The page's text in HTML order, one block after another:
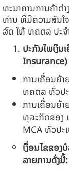
ທະນາຄານ​ການ​ຄ້າ​ຕ່
ທ່ານ ທີ່ມີຄວາມສົນໃ
ສົດ ໃຫ້ ທຄຕລ ປະ
ປະກັນໄພເງິນ
Insurance)
ການເຄື່ອນຍ້
ທຄຕລ ທົ່ວປ
ການເຄື່ອນຍ້
ທຸລະກິດຂອງ
MCA ທົ່ວປະ
ເງື່ອນໄຂຂອ
ລາຍການດັ່ງນີ້: